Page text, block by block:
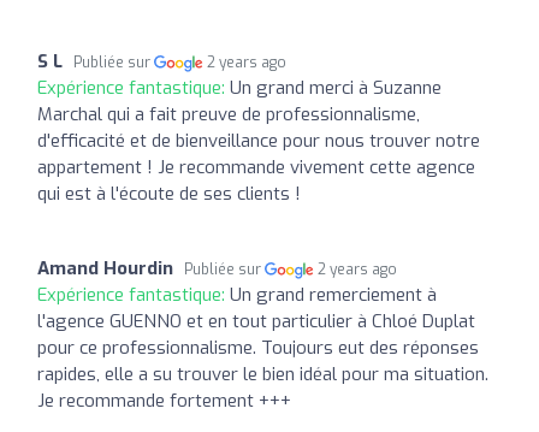
S L Publiée sur 2 years ago
Expérience fantastique: Un grand merci à Suzanne
Marchal qui a fait preuve de professionnalisme,
d'efficacité et de bienveillance pour nous trouver notre
appartement ! Je recommande vivement cette agence
qui est à l'écoute de ses clients !
Amand Hourdin Publiée sur 2 years ago
Expérience fantastique: Un grand remerciement à
l'agence GUENNO et en tout particulier à Chloé Duplat
pour ce professionnalisme. Toujours eut des réponses
rapides, elle a su trouver le bien idéal pour ma situation.
Je recommande fortement +++